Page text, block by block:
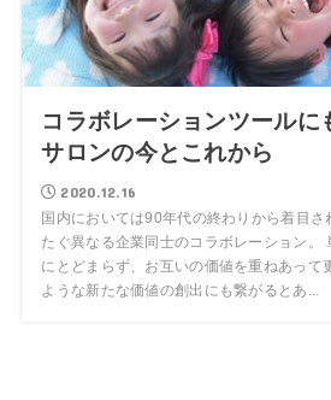
コラボレーションツールに
サロンの今とこれから
2020.12.16
国内においては90年代の終わりから着目さ
たぐ異なる企業同士のコラボレーション。
にとどまらず、お互いの価値を重ねあって
ような新たな価値の創出にも繋がるとあ...